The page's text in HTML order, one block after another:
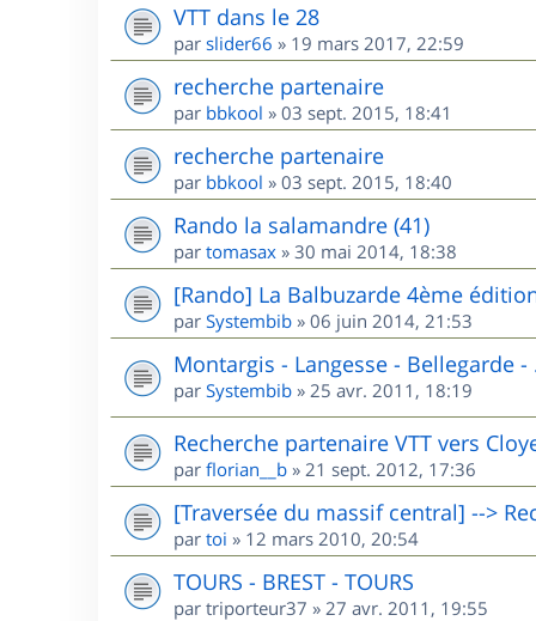
VTT dans le 28
par slider66 » 19 mars 2017, 22:59
recherche partenaire
par bbkool » 03 sept. 2015, 18:41
recherche partenaire
par bbkool » 03 sept. 2015, 18:40
Rando la salamandre (41)
par tomasax » 30 mai 2014, 18:38
[Rando] La Balbuzarde 4ème
par Systembib » 06 juin 2014, 21:53
Montargis - Langesse - Bellegarde -
par Systembib » 25 avr. 2011, 18:19
Recherche partenaire VTT vers
par florian__b » 21 sept. 2012, 17:36
[Traversée du massif central] -->
par toi » 12 mars 2010, 20:54
TOURS - BREST - TOURS
par triporteur37 » 27 avr. 2011, 19:55